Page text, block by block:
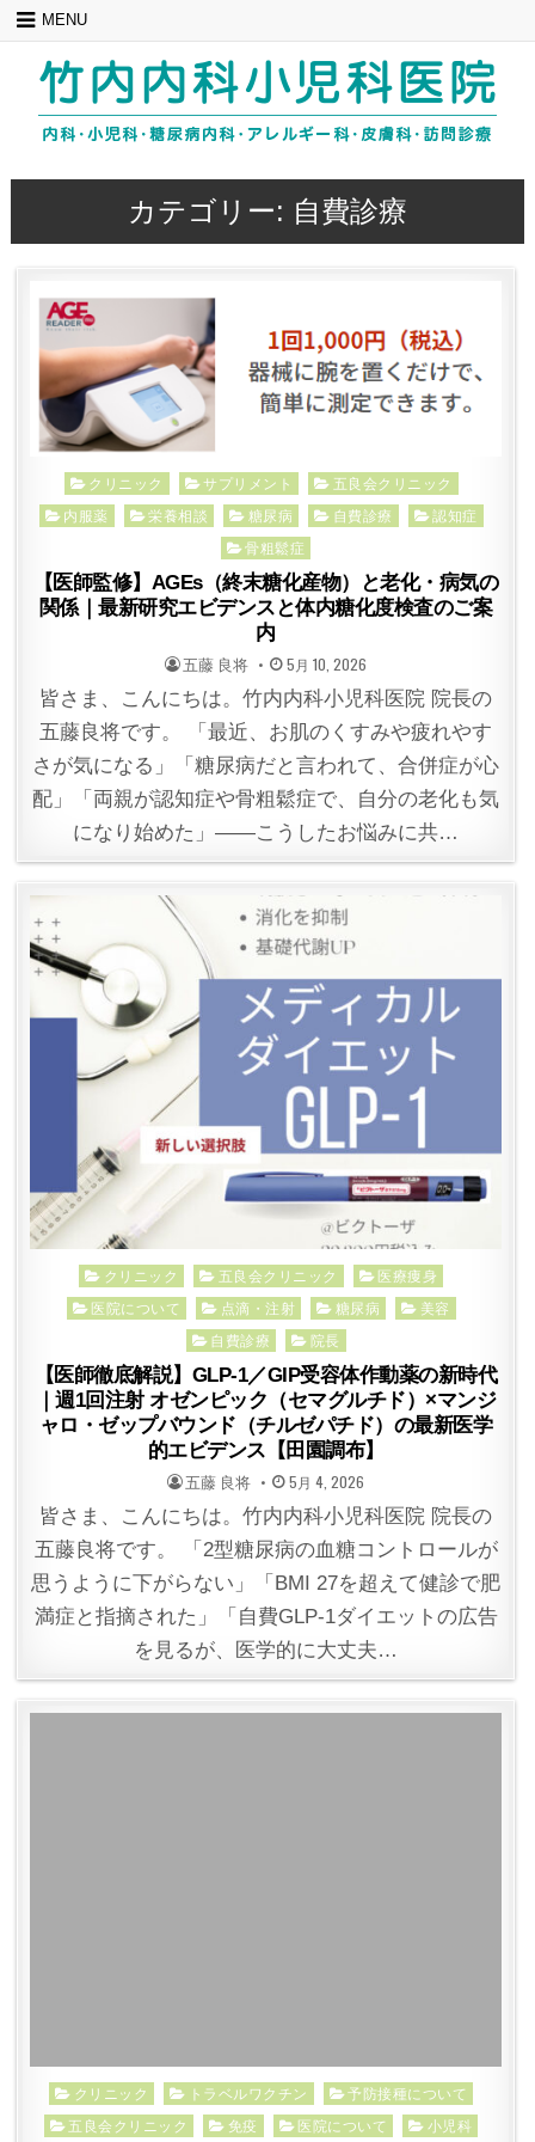
Skip
content
MENU
カテゴリー: 自費診療
Posted
in
クリニック サプリメント
五良会クリニック
内服薬
栄養相談 糖尿病 自費診療
認知症
骨粗鬆症
【医師監修】AGEs（終末糖化産物）と老化・病気の
関係｜最新研究エビデンスと体内糖化度検査のご案
内
POSTED
BY
五藤 良将 POSTED
ON
5月 10, 2026
皆さま、こんにちは。竹内内科小児科医院 院長の
五藤良将です。 「最近、お肌のくすみや疲れやす
さが気になる」「糖尿病だと言われて、合併症が心
配」「両親が認知症や骨粗鬆症で、自分の老化も気
になり始めた」——こうしたお悩みに共…
Posted
in
クリニック 五良会クリニック
医療痩身
医院について
点滴・注射 糖尿病
美容
自費診療
院長
【医師徹底解説】GLP-1／GIP受容体作動薬の新時代
｜週1回注射 オゼンピック（セマグルチド）×マンジ
ャロ・ゼップバウンド（チルゼパチド）の最新医学
的エビデンス【田園調布】
POSTED
BY
五藤 良将 POSTED
ON
5月 4, 2026
皆さま、こんにちは。竹内内科小児科医院 院長の
五藤良将です。 「2型糖尿病の血糖コントロールが
思うように下がらない」「BMI 27を超えて健診で肥
満症と指摘された」「自費GLP-1ダイエットの広告
を見るが、医学的に大丈夫…
Posted
in
クリニック トラベルワクチン
予防接種について
五良会クリニック
免疫 医院について 小児科